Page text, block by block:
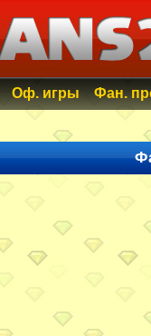
Оф. игры Фан.